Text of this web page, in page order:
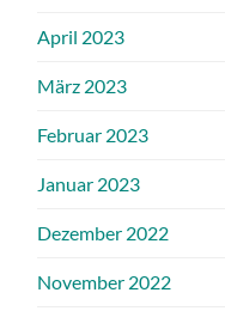
April 2023
März 2023
Februar 2023
Januar 2023
Dezember 2022
November 2022